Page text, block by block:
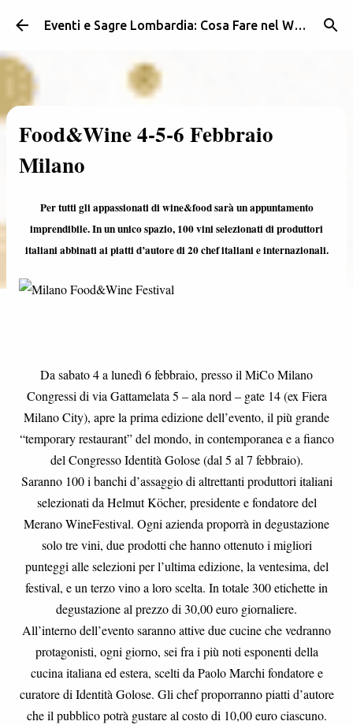
Passa ai contenuti principali Eventi e Sagre Lombardia: Cosa Fare nel Weekend | Weekendidea
Food&Wine 4-5-6 Febbraio
Milano
Per tutti gli appassionati di wine&food sarà un appuntamento
imprendibile. In un unico spazio, 100 vini selezionati di produttori
italiani abbinati ai piatti d’autore di 20 chef italiani e internazionali.
Da sabato 4 a lunedì 6 febbraio, presso il MiCo Milano
Congressi di via Gattamelata 5 – ala nord – gate 14 (ex Fiera
Milano City), apre la prima edizione dell’evento, il più grande
“temporary restaurant” del mondo, in contemporanea e a fianco
del Congresso Identità Golose (dal 5 al 7 febbraio).
Saranno 100 i banchi d’assaggio di altrettanti produttori italiani
selezionati da Helmut Köcher, presidente e fondatore del
Merano WineFestival. Ogni azienda proporrà in degustazione
solo tre vini, due prodotti che hanno ottenuto i migliori
punteggi alle selezioni per l’ultima edizione, la ventesima, del
festival, e un terzo vino a loro scelta. In totale 300 etichette in
degustazione al prezzo di 30,00 euro giornaliere.
All’interno dell’evento saranno attive due cucine che vedranno
protagonisti, ogni giorno, sei fra i più noti esponenti della
cucina italiana ed estera, scelti da Paolo Marchi fondatore e
curatore di Identità Golose. Gli chef proporranno piatti d’autore
che il pubblico potrà gustare al costo di 10,00 euro ciascuno.